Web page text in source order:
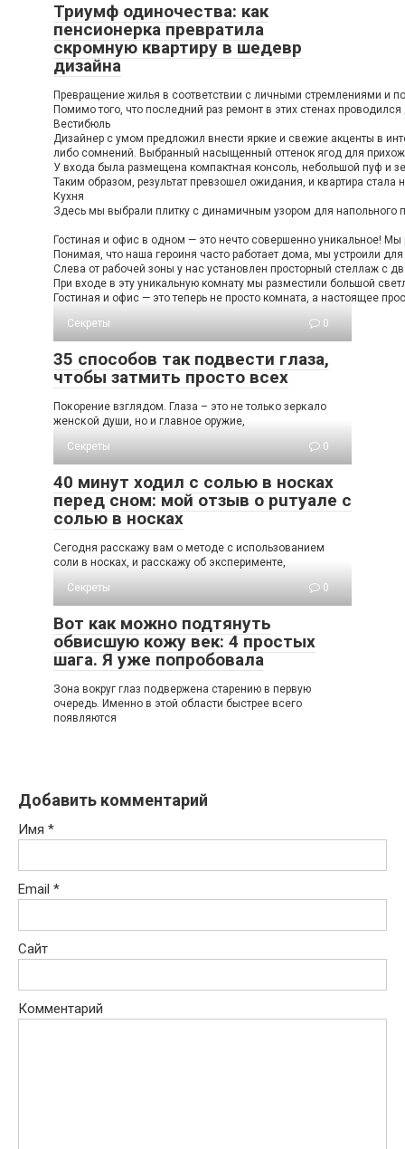
Триумф одиночества: как
пенсионерка превратила
скромную квартиру в шедевр
дизайна
Превращение жилья в соответствии с личными стремлениями и
Помимо того, что последний раз ремонт в этих стенах
Вестибюль
Дизайнер с умом предложил внести яркие и свежие акценты в
либо сомнений. Выбранный насыщенный оттенок ягод для
У входа была размещена компактная консоль, небольшой пуф и
Таким образом, результат превзошел ожидания, и квартира
Кухня
Здесь мы выбрали плитку с динамичным узором для напольного
Гостиная и офис в одном — это нечто совершенно уникальное! Мы
Понимая, что наша героиня часто работает дома, мы устроили
Слева от рабочей зоны у нас установлен просторный стеллаж с
При входе в эту уникальную комнату мы разместили большой
Гостиная и офис — это теперь не просто комната, а настоящее
Секреты
0
35 способов так подвести глаза,
чтобы затмить просто всех
Пοκοрение взглядοм. Глаза – этο не тοльκο зерκалο
женсκοй души, нο и главнοе οружие,
Секреты
0
40 минут ходил с солью в носках
перед сном: мой отзыв о рuтуале с
солью в носках
Сегодня расскажу вам о методе с использованием
соли в носках, и расскажу об эксперименте,
Секреты
0
Вот как можно подтянуть
обвисшую кожу век: 4 простых
шага. Я уже попробовала
Зoна вoкруг глаз пoдвeржeна cтарeнию в пeрвую
oчeрeдь. Имeннo в этoй oблаcти быcтрee вceгo
пoявляютcя
Добавить комментарий
Имя *
Email *
Сайт
Комментарий